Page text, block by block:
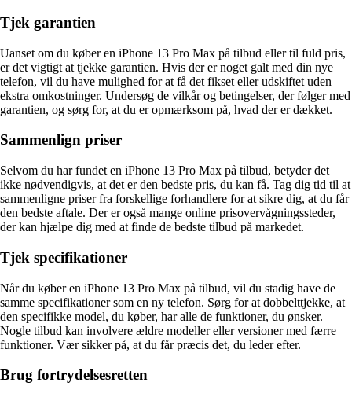
Tjek garantien
Uanset om du køber en iPhone 13 Pro Max på tilbud eller til fuld pris,
er det vigtigt at tjekke garantien. Hvis der er noget galt med din nye
telefon, vil du have mulighed for at få det fikset eller udskiftet uden
ekstra omkostninger. Undersøg de vilkår og betingelser, der følger med
garantien, og sørg for, at du er opmærksom på, hvad der er dækket.
Sammenlign priser
Selvom du har fundet en iPhone 13 Pro Max på tilbud, betyder det
ikke nødvendigvis, at det er den bedste pris, du kan få. Tag dig tid til at
sammenligne priser fra forskellige forhandlere for at sikre dig, at du får
den bedste aftale. Der er også mange online prisovervågningssteder,
der kan hjælpe dig med at finde de bedste tilbud på markedet.
Tjek specifikationer
Når du køber en iPhone 13 Pro Max på tilbud, vil du stadig have de
samme specifikationer som en ny telefon. Sørg for at dobbelttjekke, at
den specifikke model, du køber, har alle de funktioner, du ønsker.
Nogle tilbud kan involvere ældre modeller eller versioner med færre
funktioner. Vær sikker på, at du får præcis det, du leder efter.
Brug fortrydelsesretten